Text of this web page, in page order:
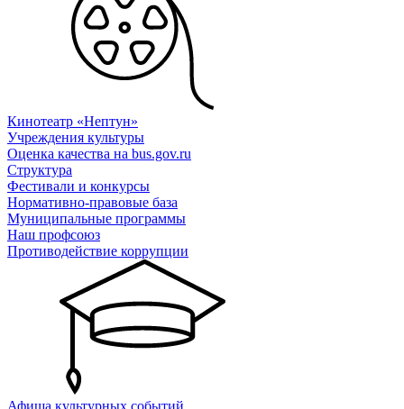
Кинотеатр «Нептун»
Учреждения культуры
Оценка качества на bus.gov.ru
Структура
Фестивали и конкурсы
Нормативно-правовые база
Муниципальные программы
Наш профсоюз
Противодействие коррупции
Афиша культурных событий